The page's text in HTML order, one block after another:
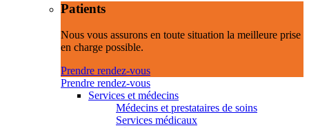
Patients
Nous vous assurons en toute situation la meilleure prise
en charge possible.
Prendre rendez-vous
Prendre rendez-vous
Services et médecins
Médecins et prestataires de soins
Services médicaux